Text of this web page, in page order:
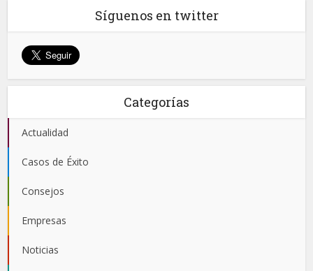
Síguenos en twitter
Categorías
Actualidad
Casos de Éxito
Consejos
Empresas
Noticias